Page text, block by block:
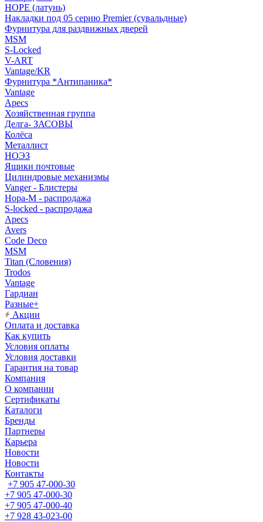
HOPE (латунь)
Накладки под 05 серию Premier (сувальдные)
Фурнитура для раздвижных дверей
MSM
S-Locked
V-ART
Vantage/KR
Фурнитура *Антипаника*
Vantage
Apecs
Хозяйственная группа
Делга- ЗАСОВЫ
Колёса
Металлист
НОЭЗ
Ящики почтовые
Цилиндровые механизмы
Vanger - Блистеры
Нора-М - распродажа
S-locked - распродажа
Apecs
Avers
Code Deco
MSM
Titan (Словения)
Trodos
Vantage
Гардиан
Разные+
Акции
Оплата и доставка
Как купить
Условия оплаты
Условия доставки
Гарантия на товар
Компания
О компании
Сертификаты
Каталоги
Бренды
Партнеры
Карьера
Новости
Новости
Контакты
+7 905 47-000-30
+7 905 47-000-30
+7 905 47-000-40
+7 928 43-023-00